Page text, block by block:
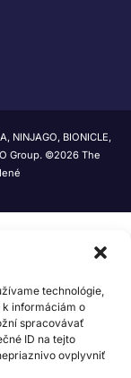
technológie,
k informáciám o
spracovávať
ID na tejto
ovplyvniť
NINJAGO, BIONICLE,
Group. ©2026 The